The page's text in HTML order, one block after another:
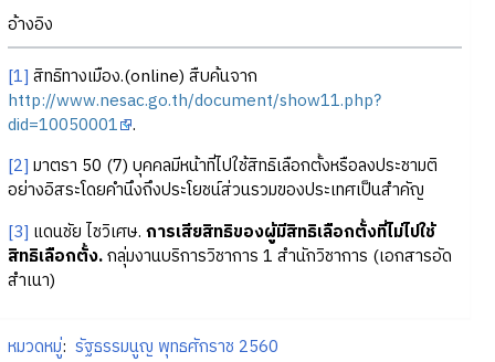
อ้างอิง
[1] สิทธิทางเมือง.(online) สืบค้นจาก
http://www.nesac.go.th/document/show11.php?
did=10050001 .
[2] มาตรา 50 (7) บุคคลมีหน้าที่ไปใช้สิทธิเลือกตั้งหรือลงประชามติ
อย่างอิสระโดยคำนึงถึงประโยชน์ส่วนรวมของประเทศเป็นสำคัญ
[3] แดนชัย ไชวิเศษ. การเสียสิทธิของผู้มีสิทธิเลือกตั้งที่ไม่ไปใช้
สิทธิเลือกตั้ง.กลุ่มงานบริการวิชาการ 1 สำนักวิชาการ (เอกสารอัด
สำเนา)
หมวดหมู่: รัฐธรรมนูญ พุทธศักราช 2560